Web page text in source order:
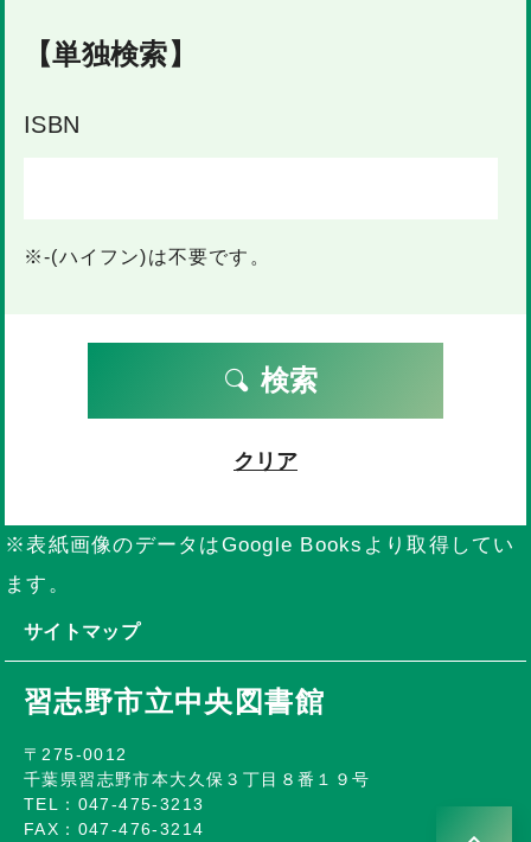
【単独検索】
ISBN
※-(ハイフン)は不要です。
検索
クリア
※表紙画像のデータはGoogle Booksより取得してい
ます。
サイトマップ
習志野市立中央図書館
〒275-0012
千葉県習志野市本大久保３丁目８番１９号
TEL：047-475-3213
FAX：047-476-3214